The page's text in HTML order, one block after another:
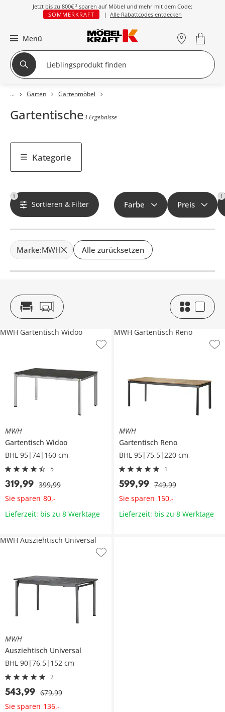
Jetzt bis zu 800€ ² sparen auf Möbel und mehr mit dem Code:
SOMMERKRAFT
| Alle Rabattcodes entdecken
Menü
Garten Gartenmöbel
Gartentische3 Ergebnisse
Kategorie
1
Sortieren & Filter Farbe Preis
1
Marke:MWH Alle zurücksetzen
MWH
Gartentisch Widoo
BHL 95|74|160 cm
5
319,99 399,99
Sie sparen 80,-
MWH Gartentisch Widoo
Lieferzeit: bis zu 8 Werktage
MWH
Gartentisch Reno
BHL 95|75,5|220 cm
1
599,99 749,99
Sie sparen 150,-
MWH Gartentisch Reno
Lieferzeit: bis zu 8 Werktage
MWH
Ausziehtisch Universal
BHL 90|76,5|152 cm
2
543,99 679,99
Sie sparen 136,-
MWH Ausziehtisch Universal